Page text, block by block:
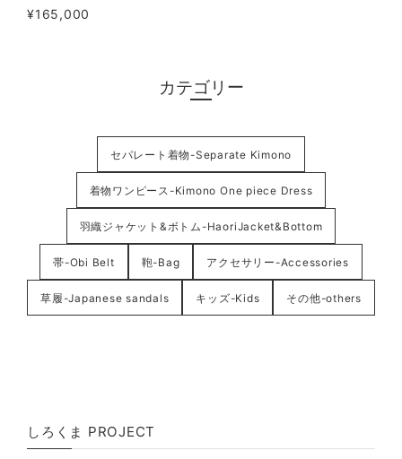
¥165,000
カテゴリー
セパレート着物-Separate Kimono
着物ワンピース-Kimono One piece Dress
羽織ジャケット&ボトム-HaoriJacket&Bottom
帯-Obi Belt 鞄-Bag アクセサリー-Accessories
草履-Japanese sandals キッズ-Kids その他-others
しろくま PROJECT